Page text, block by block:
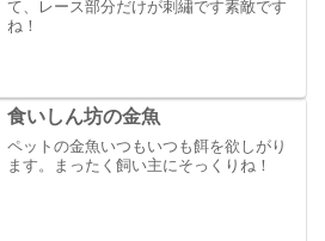
て、レース部分だけが刺繡です素敵です
ね！
食いしん坊の金魚
ペットの金魚いつもいつも餌を欲しがり
ます。まったく飼い主にそっくりね！